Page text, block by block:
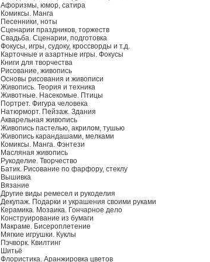
Афоризмы, юмор, сатира
Комиксы. Манга
Песенники, ноты
Сценарии праздников, торжеств
Свадьба. Сценарии, подготовка
Фокусы, игры, судоку, кроссворды и т.д.
Карточные и азартные игры. Фокусы
Книги для творчества
Рисование, живопись
Основы рисования и живописи
Живопись. Теория и техника
Животные. Насекомые. Птицы
Портрет. Фигура человека
Натюрморт. Пейзаж. Здания
Акварельная живопись
Живопись пастелью, акрилом, тушью
Живопись карандашами, мелками
Комиксы. Манга. Фэнтези
Масляная живопись
Рукоделие. Творчество
Батик. Рисование по фарфору, стеклу
Вышивка
Вязание
Другие виды ремесел и рукоделия
Декупаж. Подарки и украшения своими руками
Керамика. Мозаика. Гончарное дело
Конструирование из бумаги
Макраме. Бисероплетение
Мягкие игрушки. Куклы
Пэчворк. Квилтинг
Шитьё
Флористика. Аранжировка цветов